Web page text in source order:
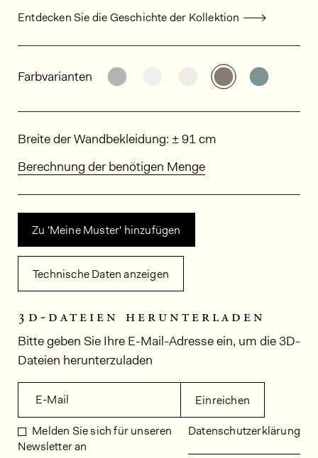
Entdecken Sie die Geschichte der Kollektion
Allgemeine Produktinformationen
Farbvarianten Weitere Varianten entdecken:
Weitere Varianten
Weitere Varianten
Weitere
Abmessungen
Breite der Wandbekleidung: ± 91 cm
Berechnung der benötigen Menge
Zu 'Meine Muster' hinzufügen
Technische Daten anzeigen
3d-dateien herunterladen
Bitte geben Sie Ihre E-Mail-Adresse ein, um die 3D-
Dateien herunterzuladen
E-Mail Einreichen
Melden Sie sich für unseren
Newsletter an
Datenschutzerklärung